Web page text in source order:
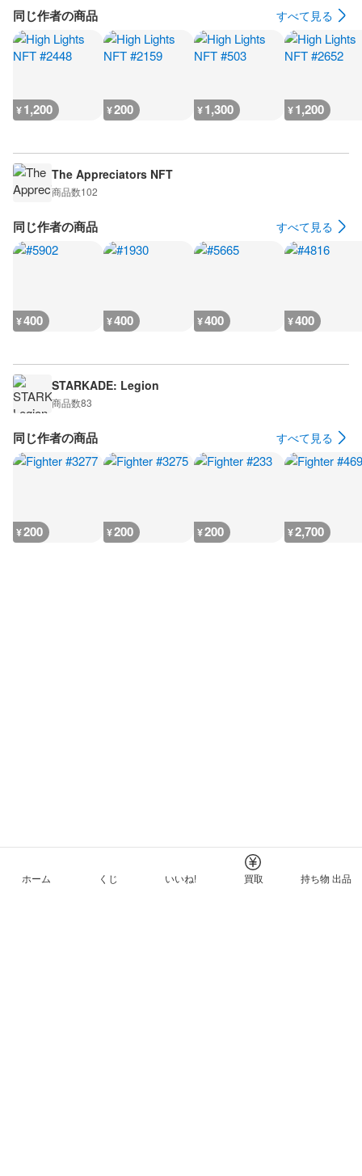
同じ作者の商品 すべて見る
¥1,200 ¥200 ¥1,300 ¥1,200
The Appreciators NFT
商品数102
同じ作者の商品 すべて見る
¥400 ¥400 ¥400 ¥400
STARKADE: Legion
商品数83
同じ作者の商品 すべて見る
¥200 ¥200 ¥200 ¥2,700
ホーム くじ いいね! 買取 持ち物 出品